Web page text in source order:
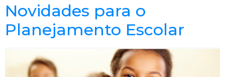
Novidades para o
Planejamento Escolar